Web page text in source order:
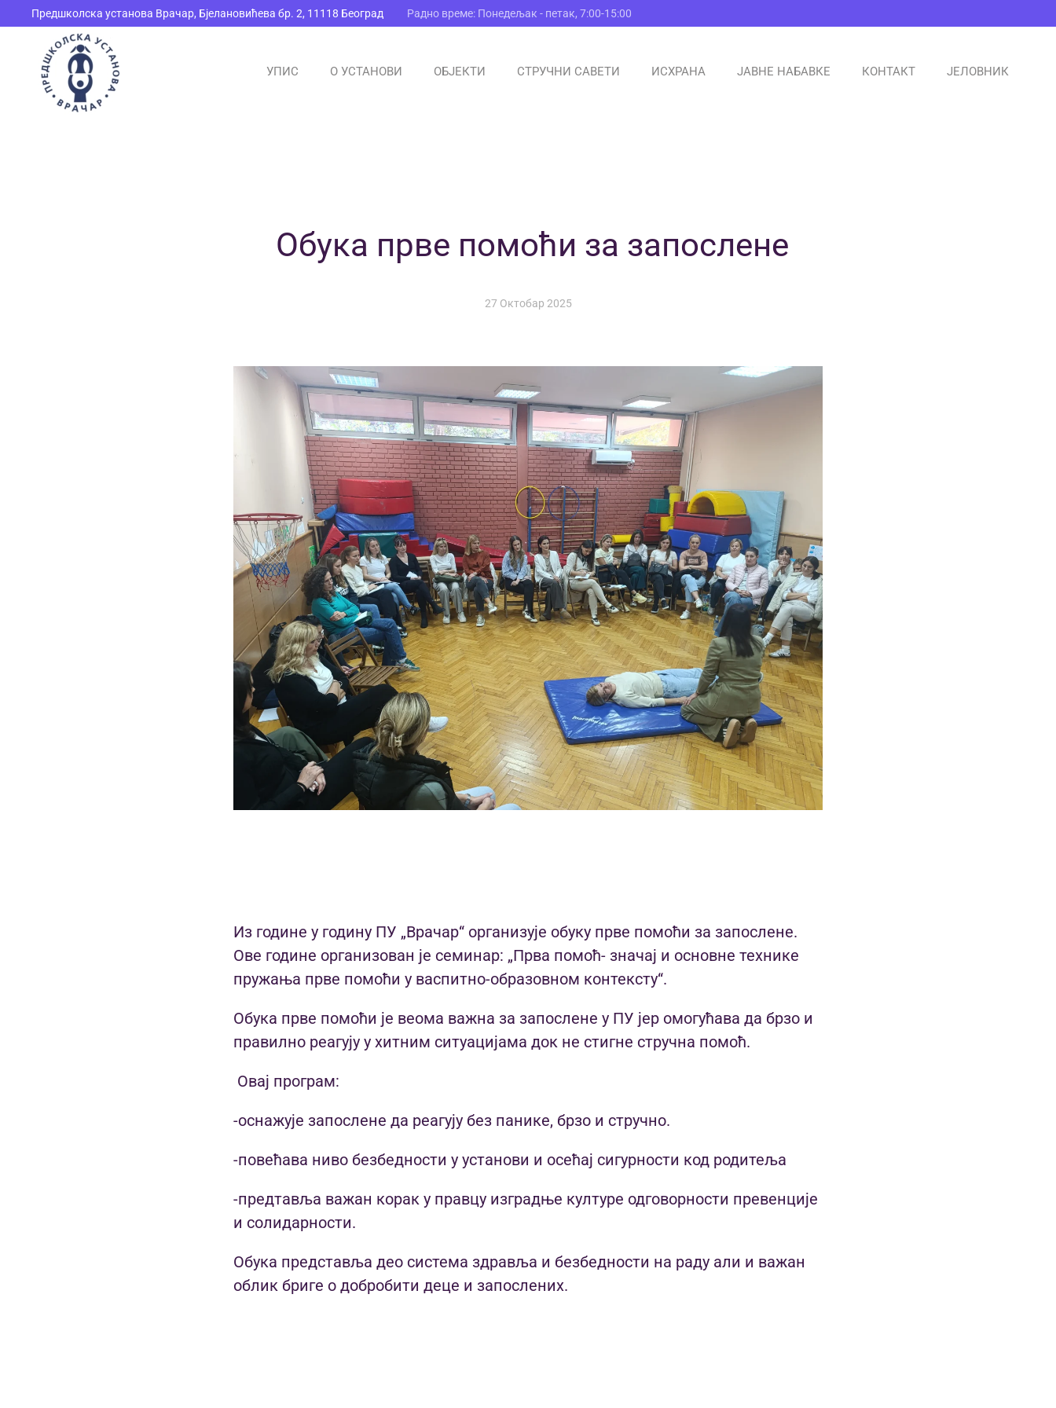
Skip to main content
Предшколска установа Врачар, Бјелановићева бр. 2, 11118 Београд Радно време: Понедељак - петак, 7:00-15:00
УПИС О УСТАНОВИ ОБЈЕКТИ СТРУЧНИ САВЕТИ ИСХРАНА ЈАВНЕ НАБАВКЕ КОНТАКТ ЈЕЛОВНИК
Обука прве помоћи за запослене
27 Октобар 2025
Из године у годину ПУ „Врачар“ организује обуку прве помоћи за запослене.
Ове године организован је семинар: „Прва помоћ- значај и основне технике
пружања прве помоћи у васпитно-образовном контексту“.
Обука прве помоћи је веома важна за запослене у ПУ јер омогућава да брзо и
правилно реагују у хитним ситуацијама док не стигне стручна помоћ.
Овај програм:
-оснажује запослене да реагују без панике, брзо и стручно.
-повећава ниво безбедности у установи и осећај сигурности код родитеља
-предтавља важан корак у правцу изградње културе одговорности превенције
и солидарности.
Обука представља део система здравља и безбедности на раду али и важан
облик бриге о добробити деце и запослених.